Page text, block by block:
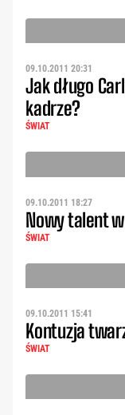
09.10.2011 20:31
Jak długo
kadrze?
ŚWIAT
09.10.2011 18:27
Nowy talent
ŚWIAT
09.10.2011 15:41
Kontuzja
ŚWIAT